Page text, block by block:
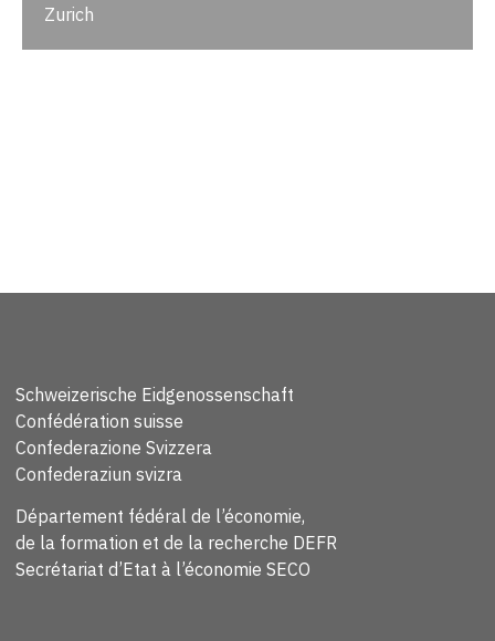
Zurich
Schweizerische Eidgenossenschaft
Confédération suisse
Confederazione Svizzera
Confederaziun svizra
Département fédéral de l’économie,
de la formation et de la recherche DEFR
Secrétariat d’Etat à l’économie SECO